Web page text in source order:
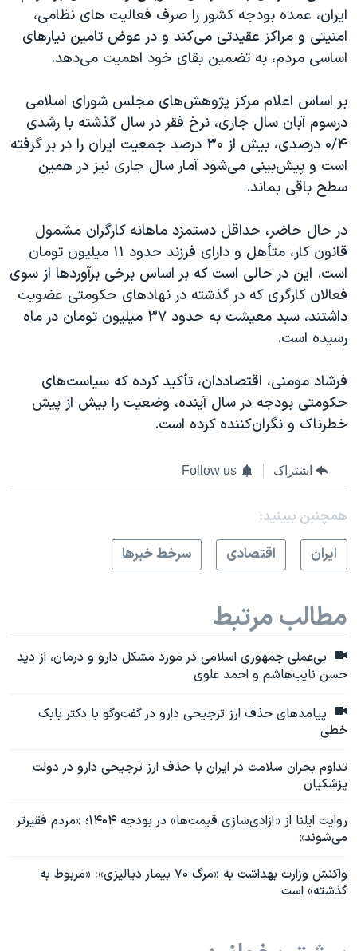
ایران، عمده بودجه کشور را صرف فعالیت های نظامی،
امنیتی و مراکز عقیدتی می‌کند و در عوض تامین نیازهای
اساسی مردم، به تضمین بقای خود اهمیت می‌دهد.
بر اساس اعلام مرکز پژوهش‌های مجلس شورای اسلامی
درسوم آبان سال جاری، نرخ فقر در سال گذشته با رشدی
۰/۴ درصدی، بیش از ۳۰ درصد جمعیت ایران را در بر گرفته
است و پیش‌بینی می‌شود آمار سال جاری نیز در همین
سطح باقی بماند.
در حال حاضر، حداقل دستمزد ماهانه کارگران مشمول
قانون کار، متأهل و دارای فرزند حدود ۱۱ میلیون تومان
است. این در حالی است که بر اساس برخی برآوردها از سوی
فعالان کارگری که در گذشته در نهادهای حکومتی عضویت
داشتند، سبد معیشت به حدود ۳۷ میلیون تومان در ماه
رسیده است.
فرشاد مومنی، اقتصاددان، تأکید کرده که سیاست‌های
حکومتی بودجه در سال آینده، وضعیت را بیش از پیش
خطرناک و نگران‌کننده کرده است.
اشتراک Follow us
همچنبن ببینید:
ايران
اقتصادی سرخط خبرها
مطالب مرتبط
بی‌عملی جمهوری اسلامی در مورد مشکل دارو و درمان، از دید
حسن نایب‌هاشم و احمد علوی
پیامدهای حذف ارز ترجیحی دارو در گفت‌وگو با دکتر بابک
خطی
تداوم بحران سلامت در ایران با حذف ارز ترجیحی دارو در دولت
پزشکیان
روایت ایلنا از «آزادی‌سازی قیمت‌ها» در بودجه ۱۴۰۴؛ «مردم فقیرتر
می‌شوند»
واکنش وزارت بهداشت به «مرگ ۷۰ بیمار دیالیزی»: «مربوط به
گذشته» است